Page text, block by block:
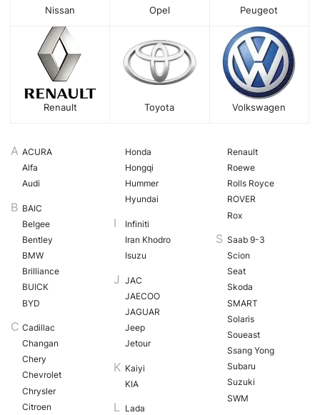
Nissan Opel Peugeot
Renault Toyota Volkswagen
ACURA
Alfa
Audi
BAIC
Belgee
Bentley
BMW
Brilliance
BUICK
BYD
Cadillac
Changan
Chery
Chevrolet
Chrysler
Citroen
Honda
Hongqi
Hummer
Hyundai
Infiniti
Iran Khodro
Isuzu
JAC
JAECOO
JAGUAR
Jeep
Jetour
Kaiyi
KIA
Lada
Renault
Roewe
Rolls Royce
ROVER
Rox
Saab 9-3
Scion
Seat
Skoda
SMART
Solaris
Soueast
Ssang Yong
Subaru
Suzuki
SWM